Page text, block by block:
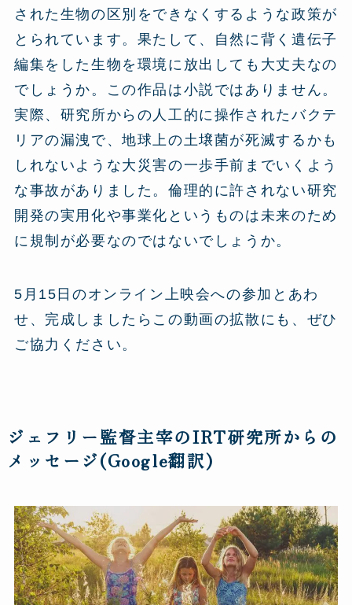
された生物の区別をできなくするような政策が
とられています。果たして、自然に背く遺伝子
編集をした生物を環境に放出しても大丈夫なの
でしょうか。この作品は小説ではありません。
実際、研究所からの人工的に操作されたバクテ
リアの漏洩で、地球上の土壌菌が死滅するかも
しれないような大災害の一歩手前までいくよう
な事故がありました。倫理的に許されない研究
開発の実用化や事業化というものは未来のため
に規制が必要なのではないでしょうか。
5月15日のオンライン上映会への参加とあわ
せ、完成しましたらこの動画の拡散にも、ぜひ
ご協力ください。
ジェフリー監督主宰のIRT研究所からの
メッセージ(Google翻訳)